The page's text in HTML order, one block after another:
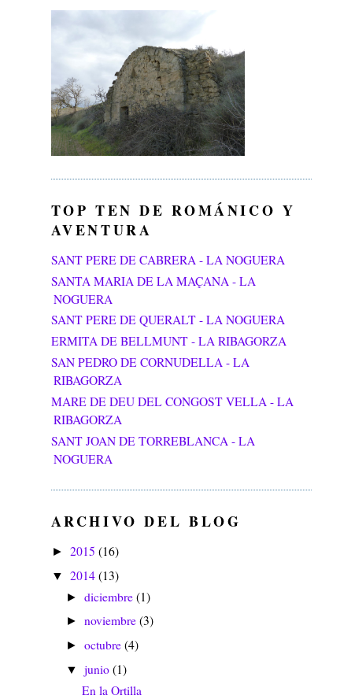
TOP TEN DE ROMÁNICO Y
AVENTURA
SANT PERE DE CABRERA - LA NOGUERA
SANTA MARIA DE LA MAÇANA - LA
NOGUERA
SANT PERE DE QUERALT - LA NOGUERA
ERMITA DE BELLMUNT - LA RIBAGORZA
SAN PEDRO DE CORNUDELLA - LA
RIBAGORZA
MARE DE DEU DEL CONGOST VELLA - LA
RIBAGORZA
SANT JOAN DE TORREBLANCA - LA
NOGUERA
ARCHIVO DEL BLOG
► 2015 (16)
▼ 2014 (13)
►diciembre(1)
►noviembre(3)
►octubre(4)
▼junio(1)
En la Ortilla